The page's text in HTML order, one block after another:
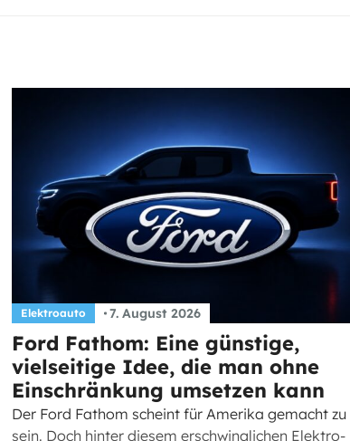
Elektroauto 7. August 2026
Ford Fathom: Eine günstige,
vielseitige Idee, die man ohne
Einschränkung umsetzen kann
Der Ford Fathom scheint für Amerika gemacht zu
sein. Doch hinter diesem erschwinglichen Elektro-